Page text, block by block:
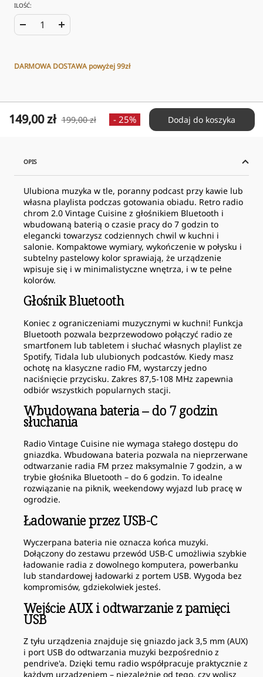
ILOŚĆ:
Zwiększ
Zmniejsz
DARMOWA DOSTAWA powyżej 99zł
Dodaj do koszyka
Cena
149,00 zł Cena
199,00 zł - 25%
OPIS
Ulubiona muzyka w tle, poranny podcast przy kawie lub
własna playlista podczas gotowania obiadu. Retro radio
chrom 2.0 Vintage Cuisine z głośnikiem Bluetooth i
wbudowaną baterią o czasie pracy do 7 godzin to
elegancki towarzysz codziennych chwil w kuchni i
salonie. Kompaktowe wymiary, wykończenie w połysku i
subtelny pastelowy kolor sprawiają, że urządzenie
wpisuje się i w minimalistyczne wnętrza, i w te pełne
kolorów.
Głośnik Bluetooth
Koniec z ograniczeniami muzycznymi w kuchni! Funkcja
Bluetooth pozwala bezprzewodowo połączyć radio ze
smartfonem lub tabletem i słuchać własnych playlist ze
Spotify, Tidala lub ulubionych podcastów. Kiedy masz
ochotę na klasyczne radio FM, wystarczy jedno
naciśnięcie przycisku. Zakres 87,5-108 MHz zapewnia
odbiór wszystkich popularnych stacji.
Wbudowana bateria – do 7 godzin
słuchania
Radio Vintage Cuisine nie wymaga stałego dostępu do
gniazdka. Wbudowana bateria pozwala na nieprzerwane
odtwarzanie radia FM przez maksymalnie 7 godzin, a w
trybie głośnika Bluetooth – do 6 godzin. To idealne
rozwiązanie na piknik, weekendowy wyjazd lub pracę w
ogrodzie.
Ładowanie przez USB-C
Wyczerpana bateria nie oznacza końca muzyki.
Dołączony do zestawu przewód USB-C umożliwia szybkie
ładowanie radia z dowolnego komputera, powerbanku
lub standardowej ładowarki z portem USB. Wygoda bez
kompromisów, gdziekolwiek jesteś.
Wejście AUX i odtwarzanie z pamięci
USB
Z tyłu urządzenia znajduje się gniazdo jack 3,5 mm (AUX)
i port USB do odtwarzania muzyki bezpośrednio z
pendrive'a. Dzięki temu radio współpracuje praktycznie z
każdym urządzeniem – niezależnie od tego, czy wolisz